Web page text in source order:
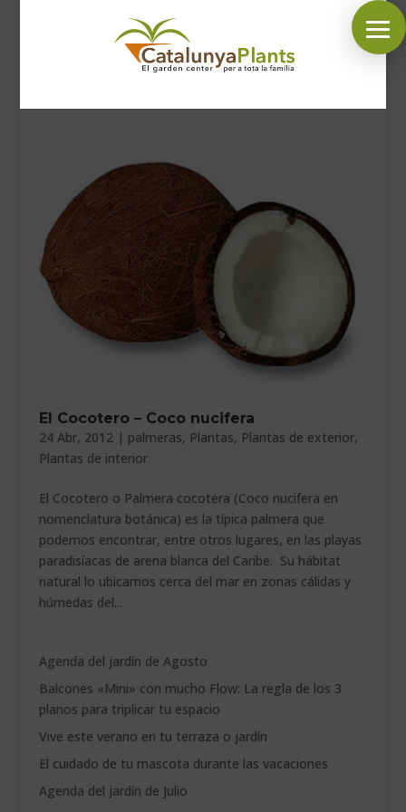
SÍGUENOS EN:
PLANTAS
COMPLEMENTOS JARDÍN
MASCOTAS
DECORACIÓN
HORARIO GARDEN
___________________________
VEURE EN CATALÀ
El Cocotero – Coco nucifera
24 Abr, 2012 | palmeras, Plantas, Plantas de exterior,
Plantas de interior
El Cocotero o Palmera cocotera (Coco nucifera en
nomenclatura botánica) es la típica palmera que
podemos encontrar, entre otros lugares, en las playas
paradisíacas de arena blanca del Caribe. Su hábitat
natural lo ubicamos cerca del mar en zonas cálidas y
húmedas del...
Agenda del jardín de Agosto
Balcones «Mini» con mucho Flow: La regla de los 3
planos para triplicar tu espacio
Vive este verano en tu terraza o jardín
El cuidado de tu mascota durante las vacaciones
Agenda del jardín de Julio